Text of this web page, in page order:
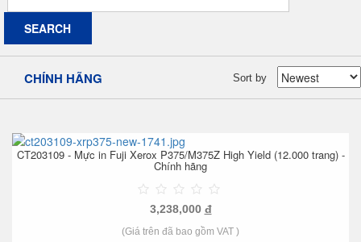
CHÍNH HÃNG Sort by
CT203109 - Mực in Fuji Xerox P375/M375Z High Yield (12.000 trang) -
Chính hãng
3,238,000 đ
(Giá trên đã bao gồm VAT )